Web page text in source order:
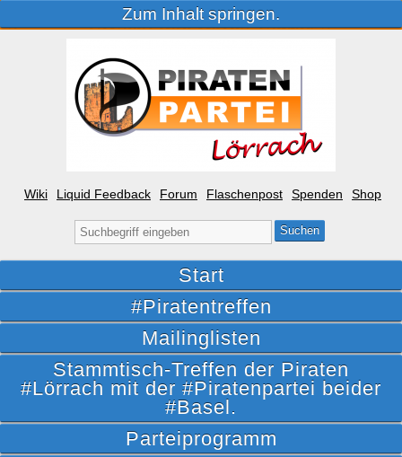
Zum Inhalt springen.
Wiki Liquid Feedback Forum Flaschenpost Spenden Shop
Suche
nach:
Start
#Piratentreffen
Mailinglisten
Stammtisch-Treffen der Piraten
#Lörrach mit der #Piratenpartei beider
#Basel.
Parteiprogramm